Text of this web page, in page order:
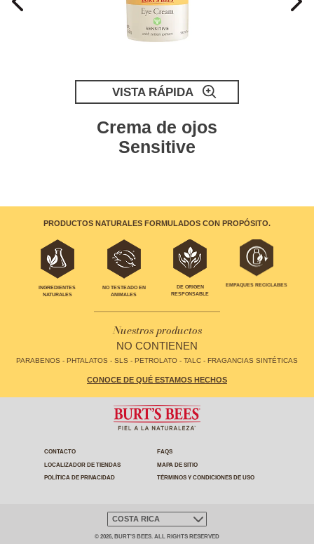
VISTA RÁPIDA
Crema de ojos
Sensitive
PRODUCTOS NATURALES FORMULADOS CON PROPÓSITO.
INGREDIENTES
NATURALES
NO TESTEADO EN
ANIMALES
DE ORIGEN
RESPONSABLE
EMPAQUES RECICLABES
Nuestros productos
NO CONTIENEN
PARABENOS - PHTALATOS - SLS - PETROLATO - TALC - FRAGANCIAS SINTÉTICAS
CONOCE DE QUÉ ESTAMOS HECHOS
CONTACTO
FAQS
LOCALIZADOR DE TIENDAS
MAPA DE SITIO
POLÍTICA DE PRIVACIDAD
TÉRMINOS Y CONDICIONES DE USO
COSTA RICA
© 2026, BURT'S BEES. ALL RIGHTS RESERVED